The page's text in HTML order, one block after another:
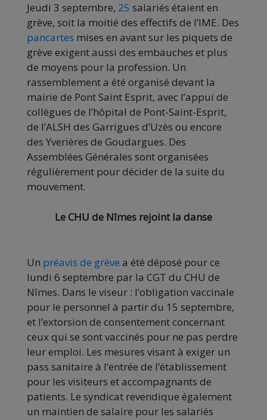
Jeudi 3 septembre, 25 salariés étaient en
grève, soit la moitié des effectifs de l’IME. Des
pancartes mises en avant sur les piquets de
grève exigent aussi des embauches et plus
de moyens pour la profession. Un
rassemblement a été organisé devant la
mairie de Pont Saint Esprit, avec l’appui de
collègues de l’hôpital de Pont-Saint-Esprit,
de l’ALSH des Garrigues d’Uzès ou encore
des Yverières de Goudargues. Des
Assemblées Générales sont organisées
régulièrement pour décider de la suite du
mouvement.
Le CHU de Nîmes rejoint la danse
Un préavis de grève a été déposé pour ce
lundi 6 septembre par la CGT du CHU de
Nîmes. Dans le viseur : l’obligation vaccinale
pour le personnel à partir du 15 septembre,
et l’extorsion de consentement concernant
ceux qui se sont vaccinés pour ne pas perdre
leur emploi. Les mesures visant à exiger un
pass sanitaire à l’entrée de l’établissement
pour les visiteurs et accompagnants de
patients. Le syndicat revendique également
un maintien de salaire pour les salariés